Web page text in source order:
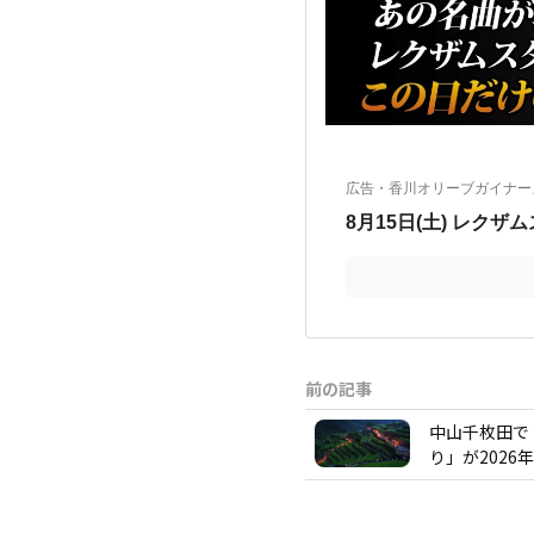
前の記事
中山千枚田
り」が2026